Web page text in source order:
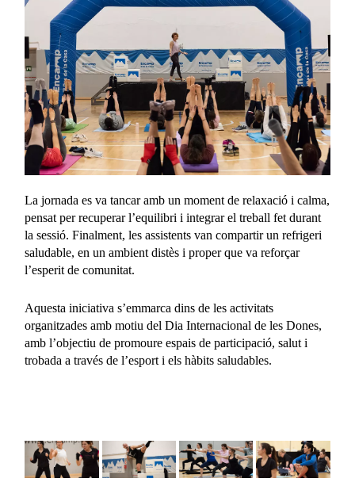
La jornada es va tancar amb un moment de relaxació i calma,
pensat per recuperar l’equilibri i integrar el treball fet durant
la sessió. Finalment, les assistents van compartir un refrigeri
saludable, en un ambient distès i proper que va reforçar
l’esperit de comunitat.
Aquesta iniciativa s’emmarca dins de les activitats
organitzades amb motiu del Dia Internacional de les Dones,
amb l’objectiu de promoure espais de participació, salut i
trobada a través de l’esport i els hàbits saludables.